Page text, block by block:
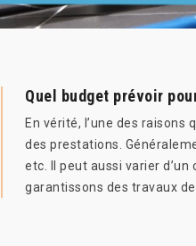
Quel budget prévoir
En vérité, l’une des
des prestations.
etc. Il peut aussi varier
garantissons des travaux